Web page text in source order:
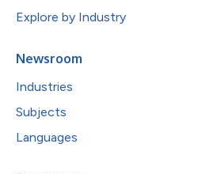
Explore by Industry
Newsroom
Industries
Subjects
Languages